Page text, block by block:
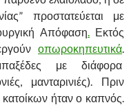
προστατεύεται με
Απόφαση
Εκτός
οπωροκηπευτικά
με διάφορα
μανταρινιές). Πριν
ήταν ο καπνός.